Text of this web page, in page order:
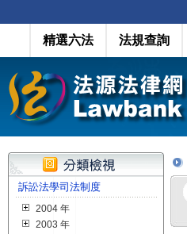
精選六法 法規查詢
訴訟法學司法制度
2004 年
2003 年